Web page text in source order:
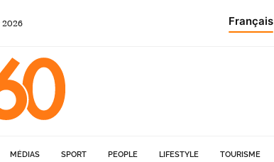
2026 Français
MÉDIAS SPORT PEOPLE LIFESTYLE TOURISME